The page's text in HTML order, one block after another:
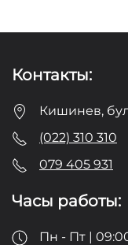
Контакты:
Кишинев,
(022) 310 310
079 405 931
Часы работы:
Пн - Пт |